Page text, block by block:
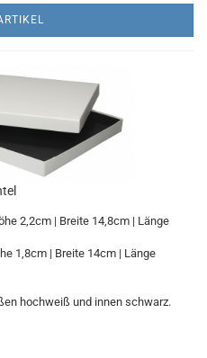
2,2cm | Breite 14,8cm | Länge
1,8cm | Breite 14cm | Länge
hochweiß und innen schwarz.